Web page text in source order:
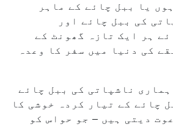
یا ببل چائے کے ماہر
کی ببل چائے اور
ہر ایک تازہ گھونٹ کے
کی دنیا میں سفر کا وعدہ
ناشپاتی کی ببل چائے
چائے کے تیار کردہ خوشی کا
دیتی ہیں – جو حواس کو